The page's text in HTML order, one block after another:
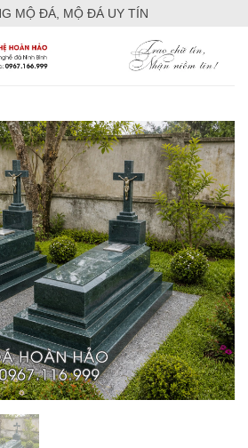
MỘ ĐÁ, MỘ ĐÁ UY TÍN